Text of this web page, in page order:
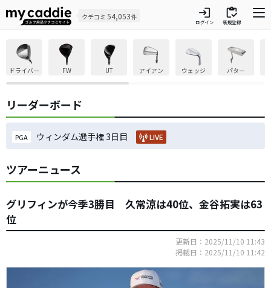
クチコミ 54,053件 login
ログイン
inventory
新規登録
ドライバー FW UT アイアン ウェッジ パター
リーダーボード
PGA ウィンダム選手権 3日目 LIVE
ツアーニュース
グリフィンが今季3勝目 久常涼は40位、金谷拓実は63
位
更新日：2025/11/10 11:43
掲載日：2025/11/10 11:42